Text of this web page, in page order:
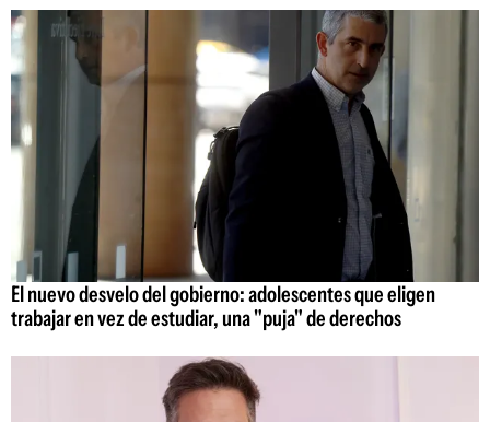
El nuevo desvelo del gobierno: adolescentes que eligen
trabajar en vez de estudiar, una "puja" de derechos